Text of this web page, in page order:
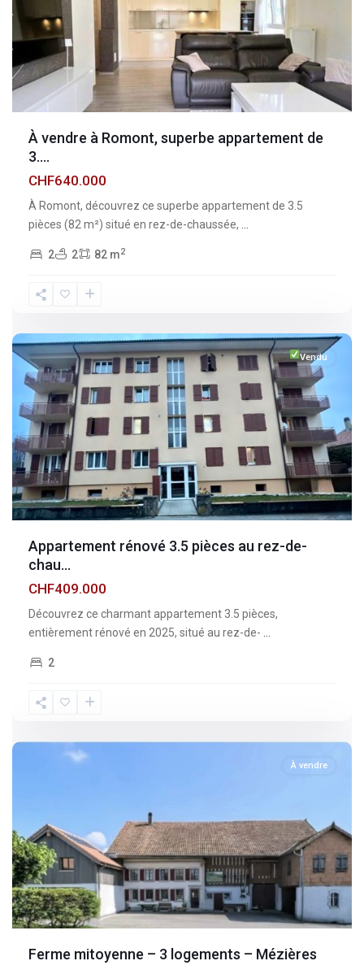
À vendre à Romont, superbe appartement de
3....
CHF640.000
À Romont, découvrez ce superbe appartement de 3.5
pièces (82 m²) situé en rez-de-chaussée,
2 2 82 m2
Fribourg
Vendu
Appartement rénové 3.5 pièces au rez-de-
chau...
CHF409.000
Découvrez ce charmant appartement 3.5 pièces,
entièrement rénové en 2025, situé au rez-de-
2
Fribourg
À vendre
Ferme mitoyenne – 3 logements – Mézières